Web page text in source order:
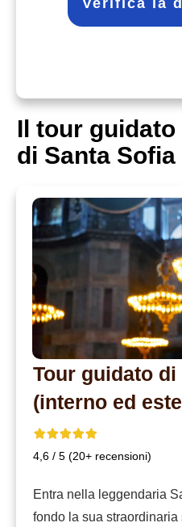
Verifica la
Il tour
di Santa Sofia
Tour guidato di
(interno ed
4,6 / 5 (20+ recensioni)
Entra nella leggendaria
fondo la sua straordinaria